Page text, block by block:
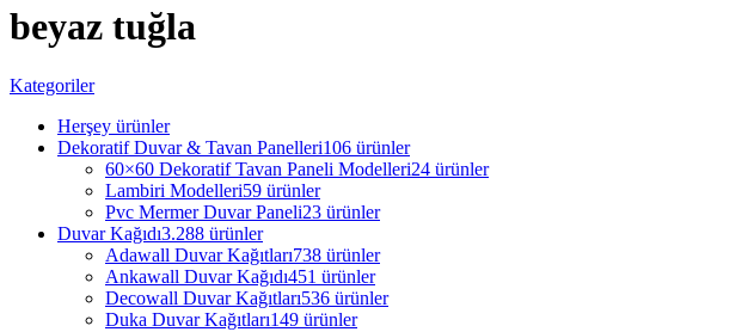
beyaz tuğla
Kategoriler
Herşey ürünler
Dekoratif Duvar & Tavan Panelleri106 ürünler
60×60 Dekoratif Tavan Paneli Modelleri24 ürünler
Lambiri Modelleri59 ürünler
Pvc Mermer Duvar Paneli23 ürünler
Duvar Kağıdı3.288 ürünler
Adawall Duvar Kağıtları738 ürünler
Ankawall Duvar Kağıdı451 ürünler
Decowall Duvar Kağıtları536 ürünler
Duka Duvar Kağıtları149 ürünler